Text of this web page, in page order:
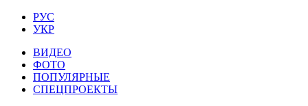
РУС
УКР
ВИДЕО
ФОТО
ПОПУЛЯРНЫЕ
СПЕЦПРОЕКТЫ